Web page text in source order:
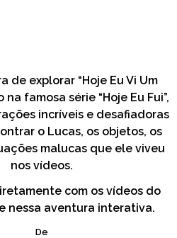
de explorar “Hoje Eu Vi Um
na famosa série “Hoje Eu Fui”,
incríveis e desafiadoras
o Lucas, os objetos, os
malucas que ele viveu
nos vídeos.
com os vídeos do
nessa aventura interativa.
De